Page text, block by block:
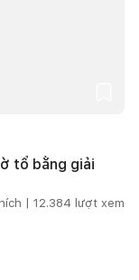
tổ bằng giải
| 12.384 lượt xem